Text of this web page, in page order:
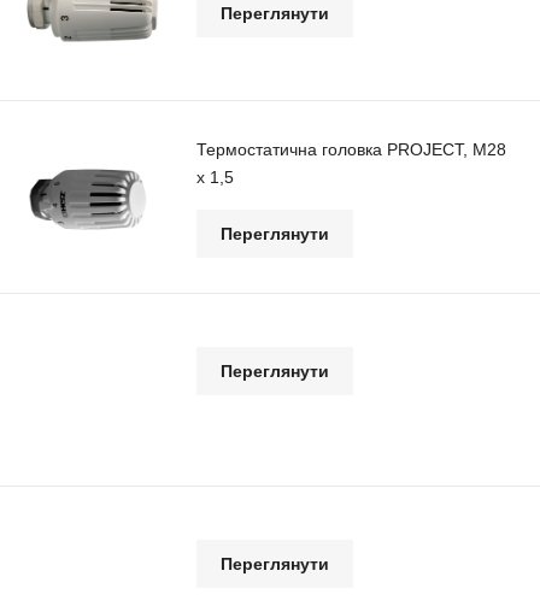
Переглянути
Термостатична головка PROJECT, М28
х 1,5
Переглянути
Переглянути
Переглянути